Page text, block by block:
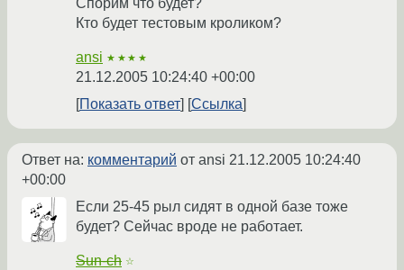
Спорим что будет?
Кто будет тестовым кроликом?
ansi ★★★★
21.12.2005 10:24:40 +00:00
Показать ответ
Ссылка
Ответ на: комментарий от ansi 21.12.2005 10:24:40
+00:00
Если 25-45 рыл сидят в одной базе тоже
будет? Сейчас вроде не работает.
Sun-ch ☆